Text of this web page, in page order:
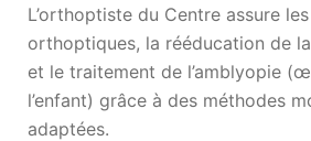
L’orthoptiste du Centre assure
orthoptiques, la rééducation de
et le traitement de l’amblyopie
l’enfant) grâce à des méthodes
adaptées.